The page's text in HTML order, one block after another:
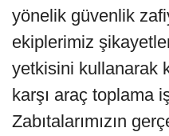
yönelik güvenlik
ekiplerimiz
yetkisini kullanarak
karşı araç toplama
Zabıtalarımızın